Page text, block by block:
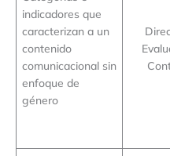
indicadores que
caracterizan a un
contenido
comunicacional sin
enfoque de
género